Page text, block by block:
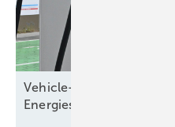
Vehicle-to-Grid:
Energiesystems